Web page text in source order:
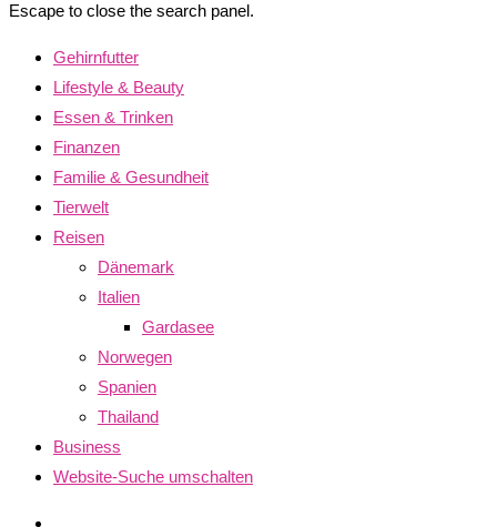
Escape to close the search panel.
Gehirnfutter
Lifestyle & Beauty
Essen & Trinken
Finanzen
Familie & Gesundheit
Tierwelt
Reisen
Dänemark
Italien
Gardasee
Norwegen
Spanien
Thailand
Business
Website-Suche umschalten